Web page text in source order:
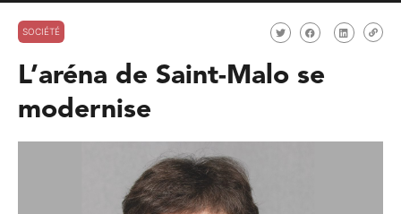
SOCIÉTÉ
L’aréna de Saint-Malo se
modernise